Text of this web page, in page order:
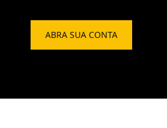
ABRA SUA CONTA